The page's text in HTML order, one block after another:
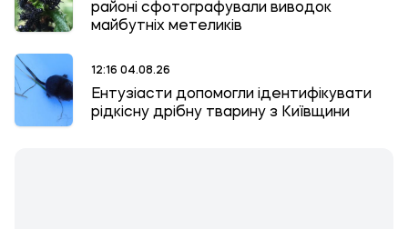
районі сфотографували виводок
майбутніх метеликів
12:16 04.08.26
Ентузіасти допомогли ідентифікувати
рідкісну дрібну тварину з Київщини